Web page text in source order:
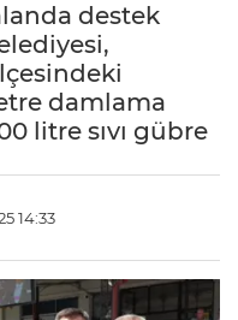
destek
damlama
litre sıvı gübre
14:33